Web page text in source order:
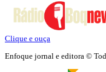
Clique e ouça
Enfoque jornal e editora ©